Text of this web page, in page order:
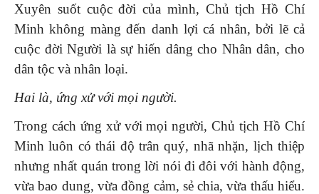
Xuyên suốt cuộc đời của mình, Chủ tịch Hồ Chí
Minh không màng đến danh lợi cá nhân, bởi lẽ cả
cuộc đời Người là sự hiến dâng cho Nhân dân, cho
dân tộc và nhân loại.
Hai là, ứng xử với mọi người.
Trong cách ứng xử với mọi người, Chủ tịch Hồ Chí
Minh luôn có thái độ trân quý, nhã nhặn, lịch thiệp
nhưng nhất quán trong lời nói đi đôi với hành động,
vừa bao dung, vừa đồng cảm, sẻ chia, vừa thấu hiểu.